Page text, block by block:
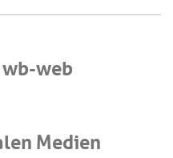
web
Medien